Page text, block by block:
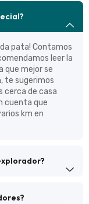
pata! Contamos
leer la
que mejor se
te sugerimos
cerca de casa
cuenta que
km en